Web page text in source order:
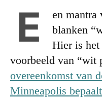
E
en mantra
blanken
Hier is het
voorbeeld van “wit
overeenkomst van
Minneapolis